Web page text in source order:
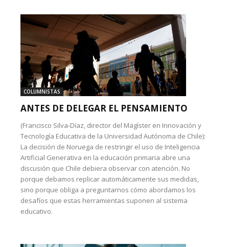
COLUMNISTAS
ANTES DE DELEGAR EL PENSAMIENTO
(Francisco Silva-Díaz, director del Magíster en Innovación y
Tecnología Educativa de la Universidad Autónoma de Chile):
La decisión de Noruega de restringir el uso de Inteligencia
Artificial Generativa en la educación primaria abre una
discusión que Chile debiera observar con atención. No
porque debamos replicar automáticamente sus medidas,
sino porque obliga a preguntarnos cómo abordamos los
desafíos que estas herramientas suponen al sistema
educativo.